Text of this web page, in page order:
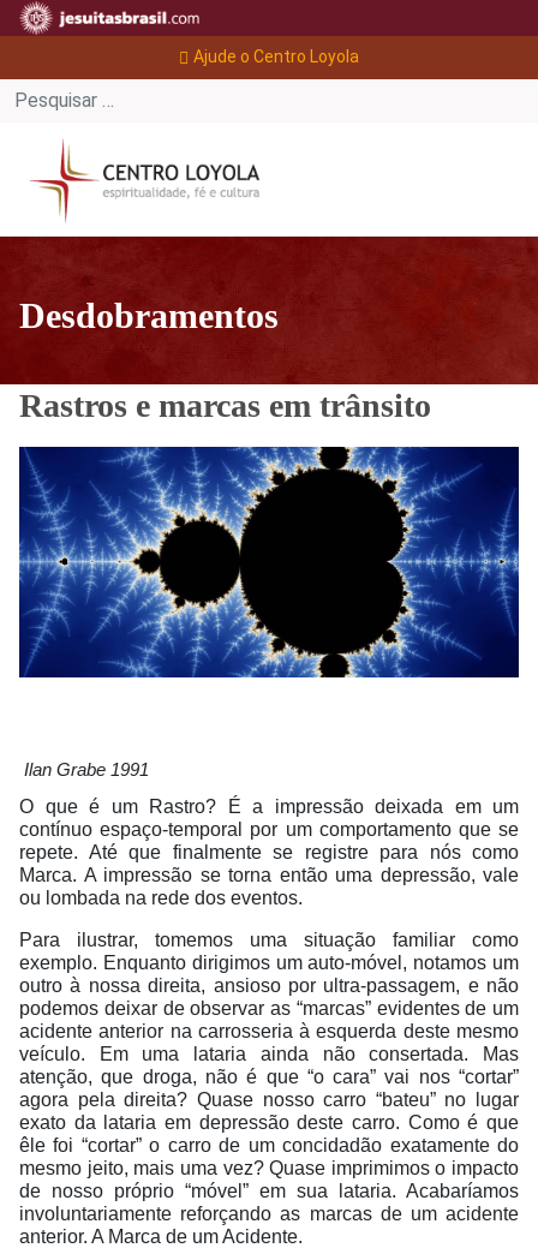
Ajude o Centro Loyola
Desdobramentos
Rastros e marcas em trânsito
Ilan Grabe 1991
O que é um Rastro? É a impressão deixada em um
contínuo espaço-temporal por um comportamento que se
repete. Até que finalmente se registre para nós como
Marca. A impressão se torna então uma depressão, vale
ou lombada na rede dos eventos.
Para ilustrar, tomemos uma situação familiar como
exemplo. Enquanto dirigimos um auto-móvel, notamos um
outro à nossa direita, ansioso por ultra-passagem, e não
podemos deixar de observar as “marcas” evidentes de um
acidente anterior na carrosseria à esquerda deste mesmo
veículo. Em uma lataria ainda não consertada. Mas
atenção, que droga, não é que “o cara” vai nos “cortar”
agora pela direita? Quase nosso carro “bateu” no lugar
exato da lataria em depressão deste carro. Como é que
êle foi “cortar” o carro de um concidadão exatamente do
mesmo jeito, mais uma vez? Quase imprimimos o impacto
de nosso próprio “móvel” em sua lataria. Acabaríamos
involuntariamente reforçando as marcas de um acidente
anterior. A Marca de um Acidente.